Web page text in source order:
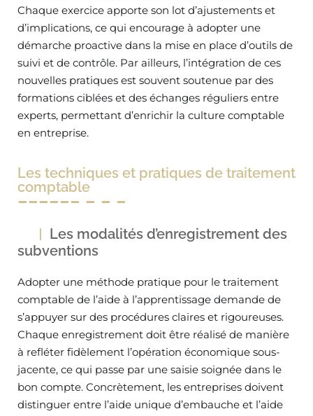
Chaque exercice apporte son lot d’ajustements et
d’implications, ce qui encourage à adopter une
démarche proactive dans la mise en place d’outils de
suivi et de contrôle. Par ailleurs, l’intégration de ces
nouvelles pratiques est souvent soutenue par des
formations ciblées et des échanges réguliers entre
experts, permettant d’enrichir la culture comptable
en entreprise.
Les techniques et pratiques de traitement
comptable
Les modalités d’enregistrement des
subventions
Adopter une méthode pratique pour le traitement
comptable de l’aide à l’apprentissage demande de
s’appuyer sur des procédures claires et rigoureuses.
Chaque enregistrement doit être réalisé de manière
à refléter fidèlement l’opération économique sous-
jacente, ce qui passe par une saisie soignée dans le
bon compte. Concrètement, les entreprises doivent
distinguer entre l’aide unique d’embauche et l’aide